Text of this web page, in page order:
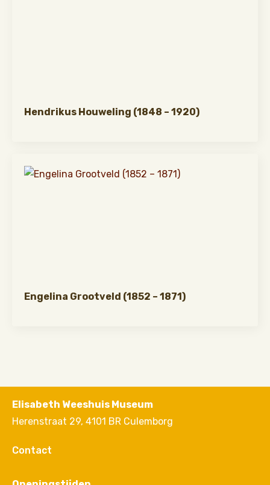
Hendrikus Houweling (1848 – 1920)
Engelina Grootveld (1852 – 1871)
Elisabeth Weeshuis Museum
Herenstraat 29, 4101 BR Culemborg
Contact